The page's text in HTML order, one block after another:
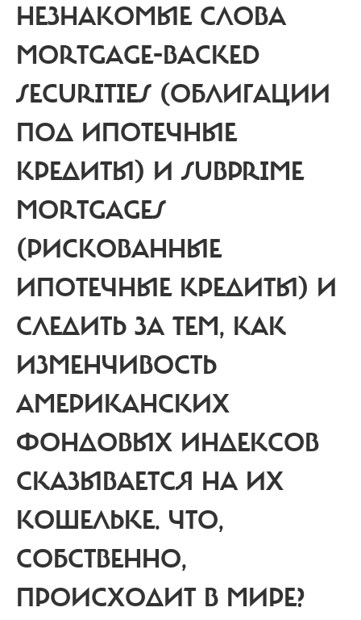
НЕЗНАКОМЫЕ СЛОВА
MORTGAGE-BACKED
SECURITIES (ОБЛИГАЦИИ
ПОД ИПОТЕЧНЫЕ
КРЕДИТЫ) И SUBPRIME
MORTGAGES
(РИСКОВАННЫЕ
ИПОТЕЧНЫЕ КРЕДИТЫ) И
СЛЕДИТЬ ЗА ТЕМ, КАК
ИЗМЕНЧИВОСТЬ
АМЕРИКАНСКИХ
ФОНДОВЫХ ИНДЕКСОВ
СКАЗЫВАЕТСЯ НА ИХ
КОШЕЛЬКЕ. ЧТО,
СОБСТВЕННО,
ПРОИСХОДИТ В МИРЕ?